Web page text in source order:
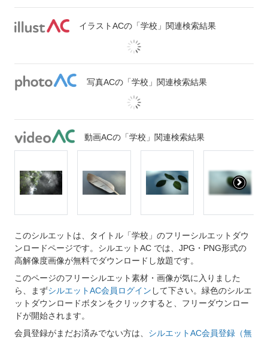
イラストACの「学校」関連検索結果
写真ACの「学校」関連検索結果
動画ACの「学校」関連検索結果
このシルエットは、タイトル「学校」のフリーシルエットダウ
ンロードページです。シルエットAC では、JPG・PNG形式の
高解像度画像が無料でダウンロードし放題です。
このページのフリーシルエット素材・画像が気に入りました
ら、まずシルエットAC会員ログイン して下さい。緑色のシルエ
ットダウンロードボタンをクリックすると、フリーダウンロー
ドが開始されます。
会員登録がまだお済みでない方は、 シルエットAC会員登録（無